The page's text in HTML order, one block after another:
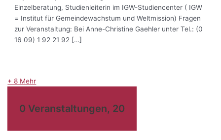
Einzelberatung, Studienleiterin im IGW-Studiencenter ( IGW
= Institut für Gemeindewachstum und Weltmission) Fragen
zur Veranstaltung: Bei Anne-Christine Gaehler unter Tel.: (0
16 09) 1 92 21 92 […]
+ 8 Mehr
0 Veranstaltungen, 20